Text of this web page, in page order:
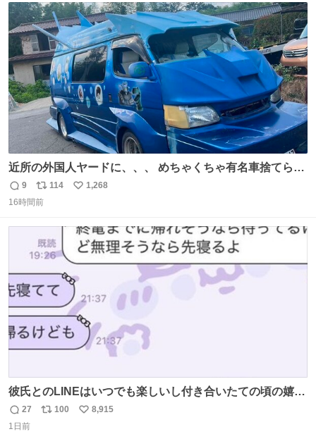
ト
数
数
近所の外国人ヤードに、、、 めちゃくちゃ有名車捨てられ
てました😭 外装ぼろぼろだし、、 中も何にも残ってない
し、、 可哀想に😢😢 今まで数十年お疲れ様でした、、 #バ
返
信
9
リ
ポ
ト
数
114
い
数
1,268
16時間前
彼氏とのLINEはいつでも楽しいし付き合いたての頃の嬉し
かったLINEは無限にあるけど(同棲前は1日で各50通くらい
送りあってたし)最近嬉しかったのはこれ
返
信
27
リ
100
い
8,915
1日前